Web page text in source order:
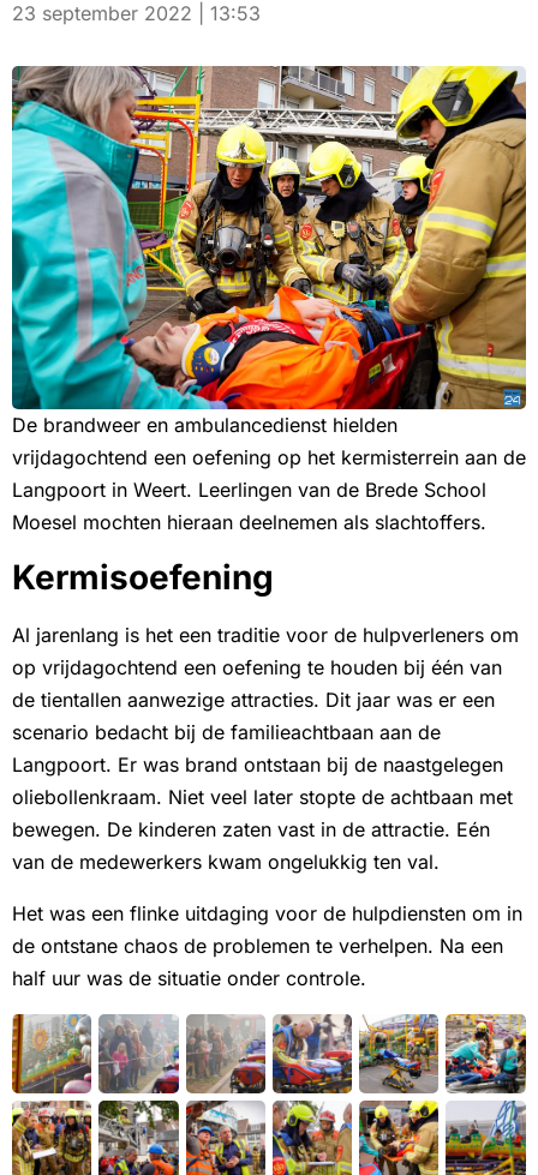
23 september 2022 | 13:53
De brandweer en ambulancedienst hielden
vrijdagochtend een oefening op het kermisterrein aan de
Langpoort in Weert. Leerlingen van de Brede School
Moesel mochten hieraan deelnemen als slachtoffers.
Kermisoefening
Al jarenlang is het een traditie voor de hulpverleners om
op vrijdagochtend een oefening te houden bij één van
de tientallen aanwezige attracties. Dit jaar was er een
scenario bedacht bij de familieachtbaan aan de
Langpoort. Er was brand ontstaan bij de naastgelegen
oliebollenkraam. Niet veel later stopte de achtbaan met
bewegen. De kinderen zaten vast in de attractie. Eén
van de medewerkers kwam ongelukkig ten val.
Het was een flinke uitdaging voor de hulpdiensten om in
de ontstane chaos de problemen te verhelpen. Na een
half uur was de situatie onder controle.